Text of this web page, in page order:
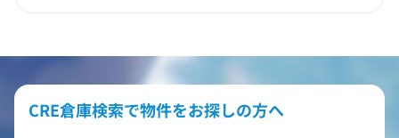
CRE倉庫検索で物件をお探しの方へ